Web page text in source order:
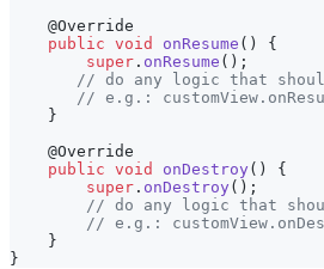
@Override
public void onResume ( )
{
super . onResume ( ) ;
// do any logic that should
// e.g.:
}
@Override
public void onDestroy ( )
{
super . onDestroy ( ) ;
// do any logic that
// e.g.:
}
}